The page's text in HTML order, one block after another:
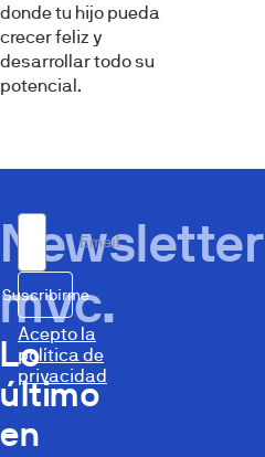
donde tu hijo pueda
crecer feliz y
desarrollar todo su
potencial.
Newsletter
mvc.
Lo
último
en
Email
Suscribirme
Acepto la
política de
privacidad